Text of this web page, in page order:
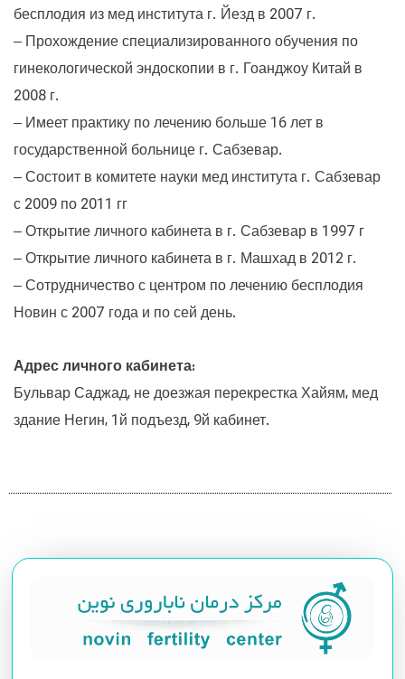
бесплодия из мед института г. Йезд в 2007 г.
– Прохождение специализированного обучения по
гинекологической эндоскопии в г. Гоанджоу Китай в
2008 г.
– Имеет практику по лечению больше 16 лет в
государственной больнице г. Сабзевар.
– Состоит в комитете науки мед института г. Сабзевар
с 2009 по 2011 гг
– Открытие личного кабинета в г. Сабзевар в 1997 г
– Открытие личного кабинета в г. Машхад в 2012 г.
– Сотрудничество с центром по лечению бесплодия
Новин с 2007 года и по сей день.
Адрес личного кабинета:
Бульвар Саджад, не доезжая перекрестка Хайям, мед
здание Негин, 1й подъезд, 9й кабинет.